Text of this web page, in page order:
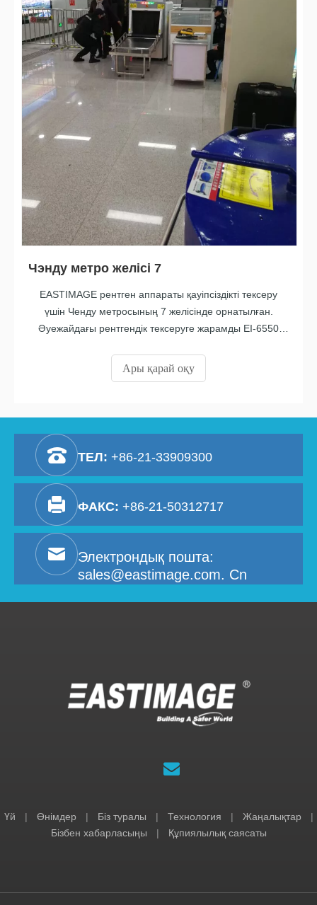
Чэнду метро желісі 7
EASTIMAGE рентген аппараты қауіпсіздікті тексеру
үшін Ченду метросының 7 желісінде орнатылған.
Әуежайдағы рентгендік тексеруге жарамды EI-6550
Ары қарай оқу
ТЕЛ: +86-21-33909300
ФАКС: +86-21-50312717
Электрондық пошта:
sales@eastimage.com. Cn
Үй | Өнімдер | Біз туралы | Технология | Жаңалықтар
|
Бізбен хабарласыңы
| Құпиялылық саясаты